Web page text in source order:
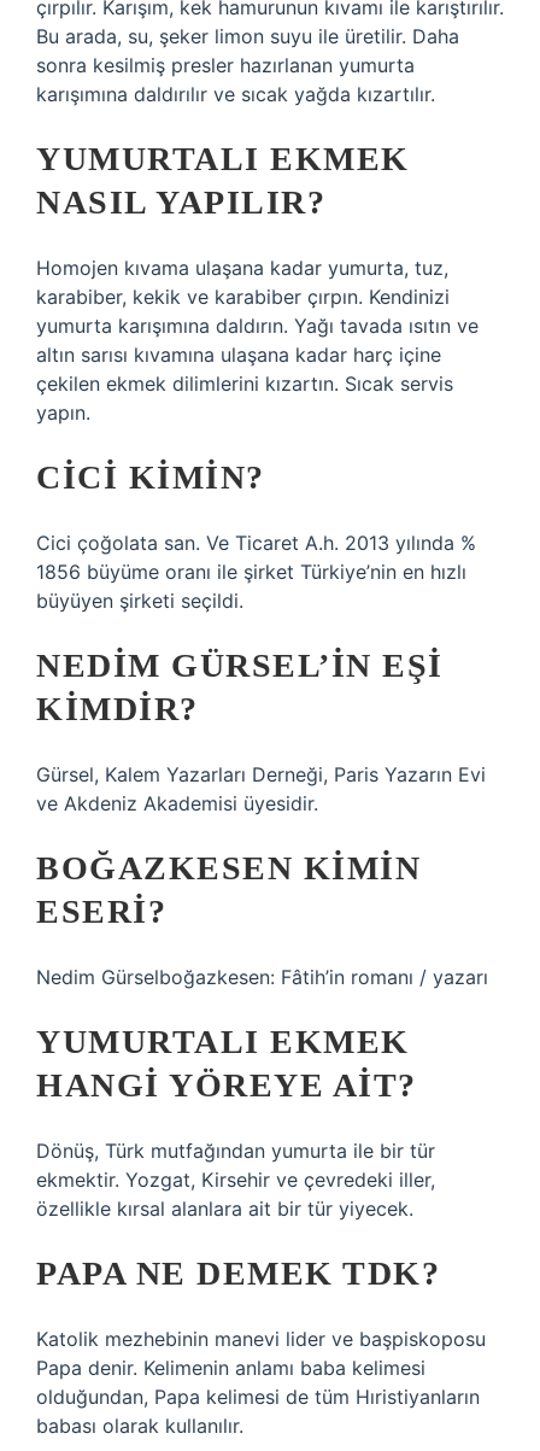
çırpılır. Karışım, kek hamurunun kıvamı ile karıştırılır.
Bu arada, su, şeker limon suyu ile üretilir. Daha
sonra kesilmiş presler hazırlanan yumurta
karışımına daldırılır ve sıcak yağda kızartılır.
YUMURTALI EKMEK
NASIL YAPILIR?
Homojen kıvama ulaşana kadar yumurta, tuz,
karabiber, kekik ve karabiber çırpın. Kendinizi
yumurta karışımına daldırın. Yağı tavada ısıtın ve
altın sarısı kıvamına ulaşana kadar harç içine
çekilen ekmek dilimlerini kızartın. Sıcak servis
yapın.
CICI KIMIN?
Cici çoğolata san. Ve Ticaret A.h. 2013 yılında %
1856 büyüme oranı ile şirket Türkiye’nin en hızlı
büyüyen şirketi seçildi.
NEDIM GÜRSEL’IN EŞI
KIMDIR?
Gürsel, Kalem Yazarları Derneği, Paris Yazarın Evi
ve Akdeniz Akademisi üyesidir.
BOĞAZKESEN KIMIN
ESERI?
Nedim Gürselboğazkesen: Fâtih’in romanı / yazarı
YUMURTALI EKMEK
HANGI YÖREYE AIT?
Dönüş, Türk mutfağından yumurta ile bir tür
ekmektir. Yozgat, Kirsehir ve çevredeki iller,
özellikle kırsal alanlara ait bir tür yiyecek.
PAPA NE DEMEK TDK?
Katolik mezhebinin manevi lider ve başpiskoposu
Papa denir. Kelimenin anlamı baba kelimesi
olduğundan, Papa kelimesi de tüm Hıristiyanların
babası olarak kullanılır.